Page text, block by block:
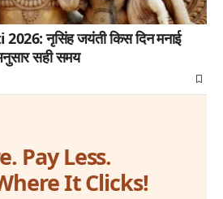
नृसिंह जयंती किस दिन मनाई
सही समय
Pay Less.
It Clicks!